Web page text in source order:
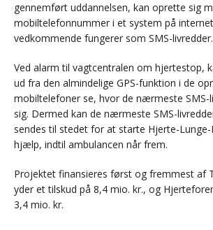
gennemført uddannelsen, kan oprette sig
mobiltelefonnummer i et system på
vedkommende fungerer som SMS-livredder.
Ved alarm til vagtcentralen om hjertestop,
ud fra den almindelige GPS-funktion i de
mobiltelefoner se, hvor de nærmeste SMS-
sig. Dermed kan de nærmeste SMS-
sendes til stedet for at starte Hjerte-Lunge-
hjælp, indtil ambulancen når frem.
Projektet finansieres først og fremmest af
yder et tilskud på 8,4 mio. kr., og
3,4 mio. kr.